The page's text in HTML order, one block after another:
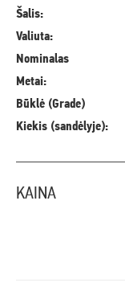
Šalis:
Valiuta:
Nominalas
Metai:
Būklė (Grade)
Kiekis (sandėlyje):
KAINA